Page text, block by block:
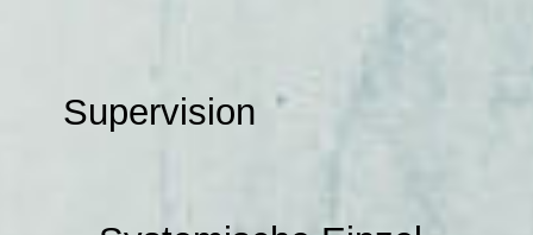
Supervision
Meine Beratungsangebote